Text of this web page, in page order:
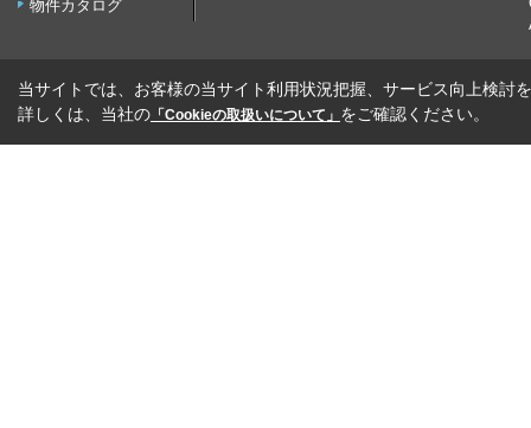
物件カタログ
当サイトでは、お客様の当サイト利用状況把握、サービス向上検討
詳しくは、当社の 「Cookieの取扱いについて」 をご確認ください。